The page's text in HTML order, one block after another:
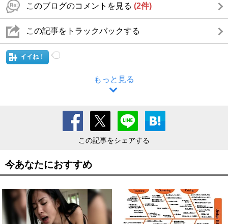
このブログのコメントを見る (2件)
この記事をトラックバックする
イイね！
もっと見る
この記事をシェアする
今あなたにおすすめ